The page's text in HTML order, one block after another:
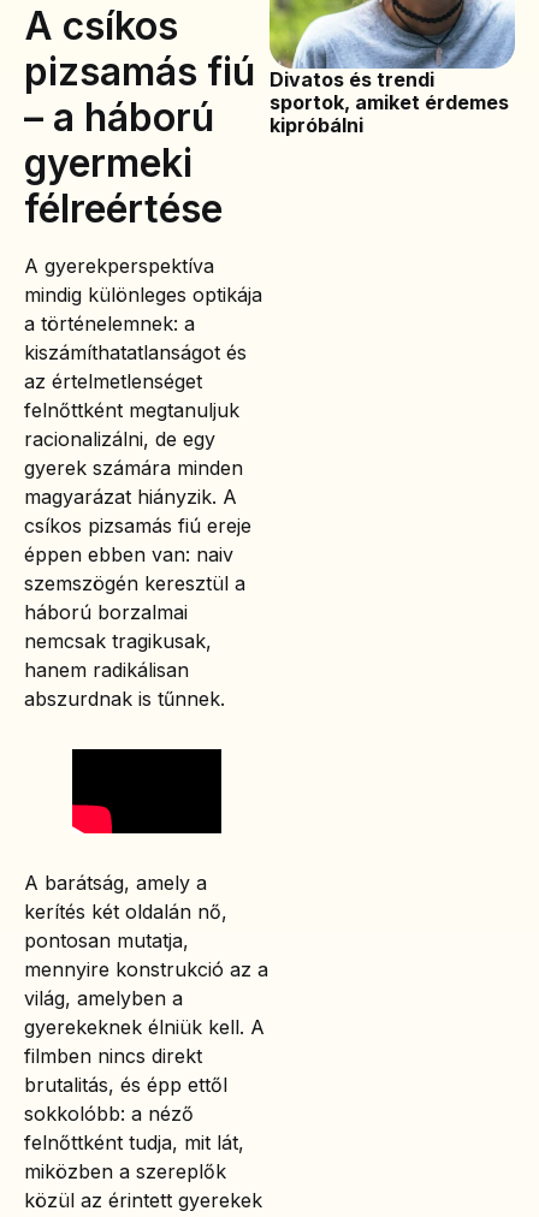
A csíkos
pizsamás fiú
– a háború
gyermeki
félreértése
A gyerekperspektíva
mindig különleges optikája
a történelemnek: a
kiszámíthatatlanságot és
az értelmetlenséget
felnőttként megtanuljuk
racionalizálni, de egy
gyerek számára minden
magyarázat hiányzik. A
csíkos pizsamás fiú ereje
éppen ebben van: naiv
szemszögén keresztül a
háború borzalmai
nemcsak tragikusak,
hanem radikálisan
abszurdnak is tűnnek.
A barátság, amely a
kerítés két oldalán nő,
pontosan mutatja,
mennyire konstrukció az a
világ, amelyben a
gyerekeknek élniük kell. A
filmben nincs direkt
brutalitás, és épp ettől
sokkolóbb: a néző
felnőttként tudja, mit lát,
miközben a szereplők
közül az érintett gyerekek
Divatos és trendi
sportok, amiket érdemes
kipróbálni